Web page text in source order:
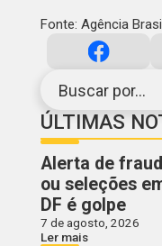
Buscar por...
ÚLTIMAS
Alerta de
ou seleções
DF é golpe
7 de agosto, 2026
Ler mais
Fonte: Agência Brasil